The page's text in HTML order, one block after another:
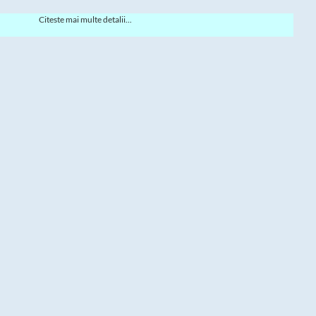
Citeste mai multe detalii...